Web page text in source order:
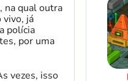
na qual outra
vivo, já
polícia
por uma
vezes, isso